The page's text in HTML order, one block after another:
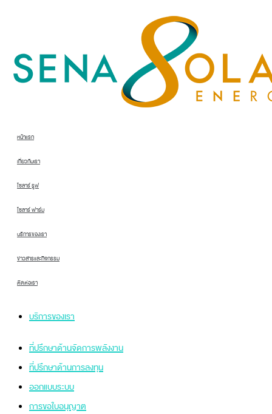
หน้าแรก
เกี่ยวกับเรา
โซลาร์ รูฟ
โซลาร์ ฟาร์ม
บริการของเรา
ข่าวสารและกิจกรรม
ติดต่อเรา
บริการของเรา
ที่ปรึกษาด้านจัดการพลังงาน
ที่ปรึกษาด้านการลงทุน
ออกแบบระบบ
การขอใบอนุญาต